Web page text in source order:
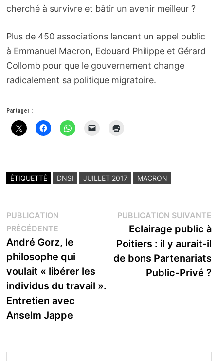
cherché à survivre et bâtir un avenir meilleur ?
Plus de 450 associations lancent un appel public
à Emmanuel Macron, Edouard Philippe et Gérard
Collomb pour que le gouvernement change
radicalement sa politique migratoire.
Partager :
ÉTIQUETTÉ DNSI JUILLET 2017 MACRON
Navigation
de
l’article
PUBLICATION
PRÉCÉDENTEPublication
précédente :
André Gorz, le
philosophe qui
voulait « libérer les
individus du travail ».
Entretien avec
Anselm Jappe
PUBLICATION SUIVANTE
Eclairage public à
Poitiers : il y aurait-il
de bons Partenariats
Public-Privé ?